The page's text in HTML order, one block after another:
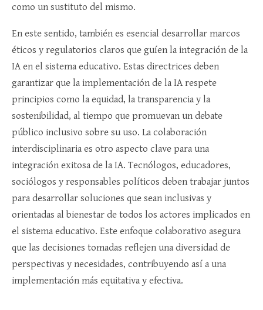
como un sustituto del mismo.
En este sentido, también es esencial desarrollar marcos
éticos y regulatorios claros que guíen la integración de la
IA en el sistema educativo. Estas directrices deben
garantizar que la implementación de la IA respete
principios como la equidad, la transparencia y la
sostenibilidad, al tiempo que promuevan un debate
público inclusivo sobre su uso. La colaboración
interdisciplinaria es otro aspecto clave para una
integración exitosa de la IA. Tecnólogos, educadores,
sociólogos y responsables políticos deben trabajar juntos
para desarrollar soluciones que sean inclusivas y
orientadas al bienestar de todos los actores implicados en
el sistema educativo. Este enfoque colaborativo asegura
que las decisiones tomadas reflejen una diversidad de
perspectivas y necesidades, contribuyendo así a una
implementación más equitativa y efectiva.